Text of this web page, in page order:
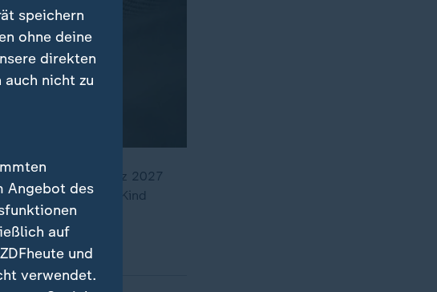
ab März 2027
Eltern schon ein Kind
speichern
ohne deine
direkten
nicht zu
Angebot des
auf
und
verwendet.